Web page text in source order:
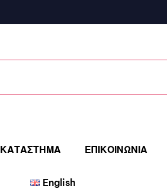
ΚΑΤΑΣΤΗΜΑ ΕΠΙΚΟΙΝΩΝΙΑ
English